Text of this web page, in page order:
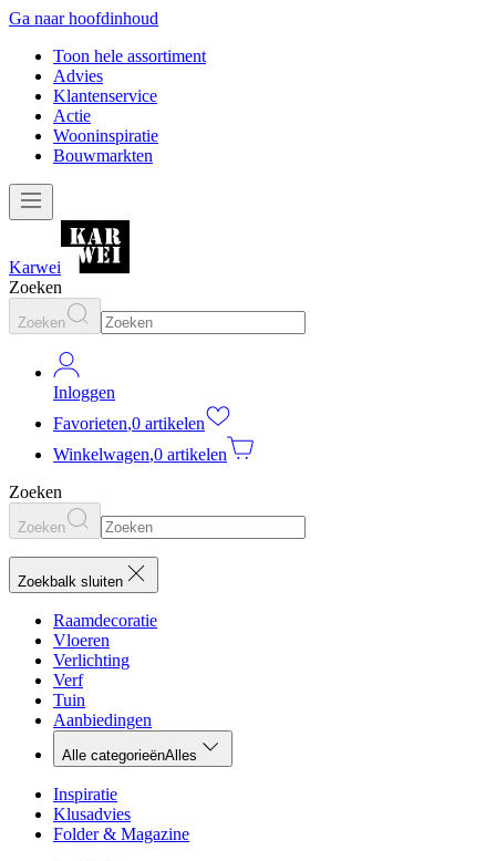
Ga naar hoofdinhoud
Toon hele assortiment
Advies
Klantenservice
Actie
Wooninspiratie
Bouwmarkten
Karwei
Zoeken
Zoeken
Inloggen
Favorieten,0 artikelen
Winkelwagen,0 artikelen
Zoeken
Zoeken
Zoekbalk sluiten
Raamdecoratie
Vloeren
Verlichting
Verf
Tuin
Aanbiedingen
Alle categorieënAlles
Inspiratie
Klusadvies
Folder & Magazine